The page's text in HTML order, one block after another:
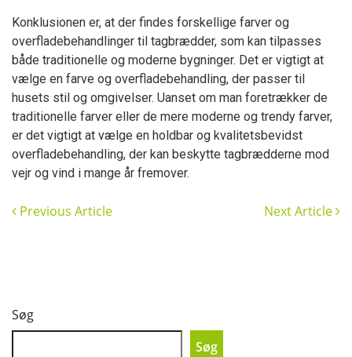
Konklusionen er, at der findes forskellige farver og
overfladebehandlinger til tagbrædder, som kan tilpasses
både traditionelle og moderne bygninger. Det er vigtigt at
vælge en farve og overfladebehandling, der passer til
husets stil og omgivelser. Uanset om man foretrækker de
traditionelle farver eller de mere moderne og trendy farver,
er det vigtigt at vælge en holdbar og kvalitetsbevidst
overfladebehandling, der kan beskytte tagbrædderne mod
vejr og vind i mange år fremover.
Previous Article Next Article
Søg
Søg